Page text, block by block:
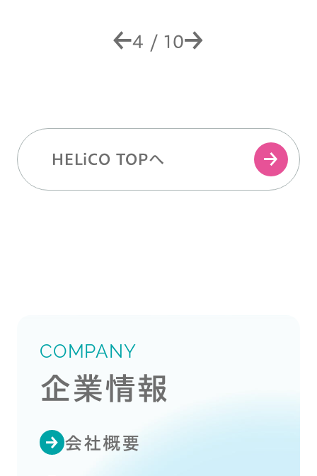
4 / 10
HELiCO TOPへ
COMPANY
企業情報
会社概要